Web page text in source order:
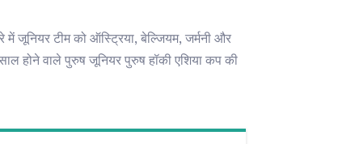
में जूनियर टीम को ऑस्ट्रिया, बेल्जियम, जर्मनी और
होने वाले पुरुष जूनियर पुरुष हॉकी एशिया कप की